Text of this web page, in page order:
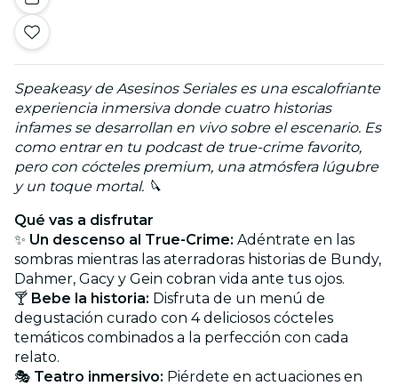
Speakeasy de Asesinos Seriales es una escalofriante
experiencia inmersiva donde cuatro historias
infames se desarrollan en vivo sobre el escenario. Es
como entrar en tu podcast de true-crime favorito,
pero con cócteles premium, una atmósfera lúgubre
y un toque mortal. 🔪
Qué vas a disfrutar
✨ Un descenso al True-Crime: Adéntrate en las
sombras mientras las aterradoras historias de Bundy,
Dahmer, Gacy y Gein cobran vida ante tus ojos.
🍸 Bebe la historia: Disfruta de un menú de
degustación curado con 4 deliciosos cócteles
temáticos combinados a la perfección con cada
relato.
🎭 Teatro inmersivo: Piérdete en actuaciones en